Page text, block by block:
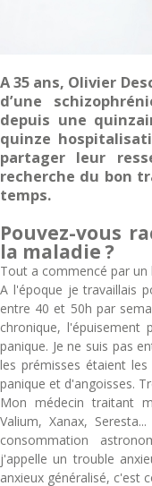
A 35 ans, Olivier
d’une
depuis une
quinze
partager leur
recherche du bon
temps.
Pouvez-vous
la maladie ?
Tout a commencé par
A l'époque je travaillais
entre 40 et 50h par
chronique, l'épuisement
panique. Je ne suis pas
les prémisses étaient
panique et d'angoisses.
Mon médecin traitant
Valium, Xanax,
consommation
j'appelle un trouble
anxieux généralisé, c'est